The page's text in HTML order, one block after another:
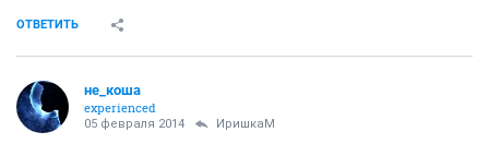
ОТВЕТИТЬ
не_коша
experienced
05 февраля 2014 ИришкаМ